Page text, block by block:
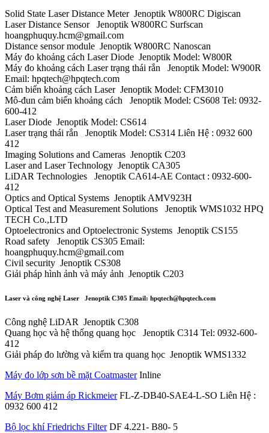
Solid State Laser Distance Meter Jenoptik W800RC Digiscan
Laser Distance Sensor Jenoptik W800RC Surfscan
hoangphuquy.hcm@gmail.com
Distance sensor module Jenoptik W800RC Nanoscan
Máy đo khoảng cách Laser Diode Jenoptik Model: W800R
Máy đo khoảng cách Laser trạng thái rắn Jenoptik Model: W900R
Email: hpqtech@hpqtech.com
Cảm biến khoảng cách Laser Jenoptik Model: CFM3010
Mô-đun cảm biến khoảng cách Jenoptik Model: CS608 Tel: 0932-
600-412
Laser Diode Jenoptik Model: CS614
Laser trạng thái rắn Jenoptik Model: CS314 Liên Hệ : 0932 600
412
Imaging Solutions and Cameras Jenoptik C203
Laser and Laser Technology Jenoptik CA305
LiDAR Technologies Jenoptik CA614-AE Contact : 0932-600-
412
Optics and Optical Systems Jenoptik AMV923H
Optical Test and Measurement Solutions Jenoptik WMS1032 HPQ
TECH Co.,LTD
Optoelectronics and Optoelectronic Systems Jenoptik CS155
Road safety Jenoptik CS305 Email:
hoangphuquy.hcm@gmail.com
Civil security Jenoptik CS308
Giải pháp hình ảnh và máy ảnh Jenoptik C203
Laser và công nghệ Laser Jenoptik C305 Email: hpqtech@hpqtech.com
Công nghệ LiDAR Jenoptik C308
Quang học và hệ thống quang học Jenoptik C314 Tel: 0932-600-
412
Giải pháp đo lường và kiểm tra quang học Jenoptik WMS1332
Máy đo lớp sơn bề mặt CoatmasterInline
Máy Bơm giảm áp RickmeierFL-Z-DB40-SAE4-L-SO Liên Hệ :
0932 600 412
Bộ lọc khí Friedrichs FilterDF 4.221- B80- 5